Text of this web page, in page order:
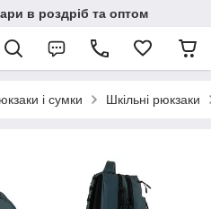
в роздріб та оптом
і сумки Шкільні рюкзаки